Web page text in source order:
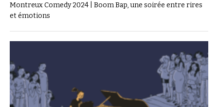
Montreux Comedy 2024 | Boom Bap, une soirée entre rires
et émotions